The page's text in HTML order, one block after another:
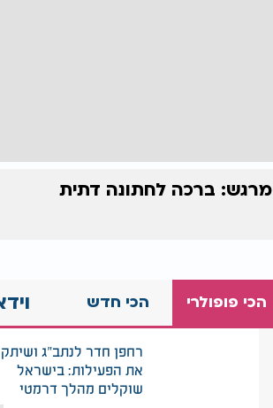
מרגש: ברכה לחתונה דתית
הכי פופולרי הכי חדש
רחפן חדר לנתב"ג ושיתק
את הפעילות: בישראל
שוקלים מהלך דרמטי